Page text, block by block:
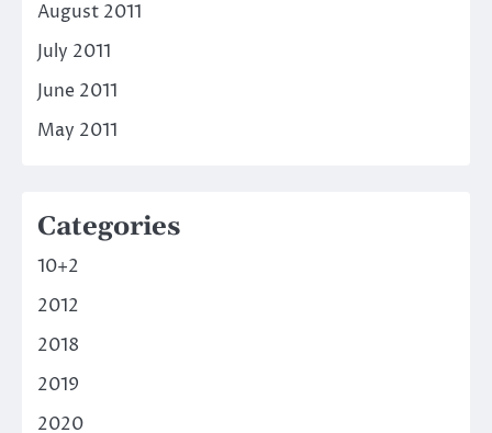
August 2011
July 2011
June 2011
May 2011
Categories
10+2
2012
2018
2019
2020